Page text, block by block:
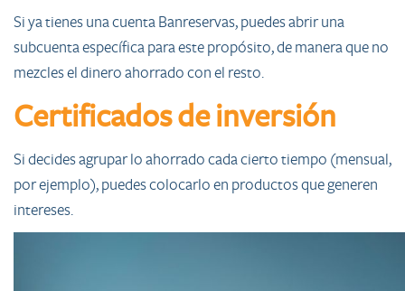
Si ya tienes una cuenta Banreservas, puedes abrir una
subcuenta específica para este propósito, de manera que no
mezcles el dinero ahorrado con el resto.
Certificados de inversión
Si decides agrupar lo ahorrado cada cierto tiempo (mensual,
por ejemplo), puedes colocarlo en productos que generen
intereses.